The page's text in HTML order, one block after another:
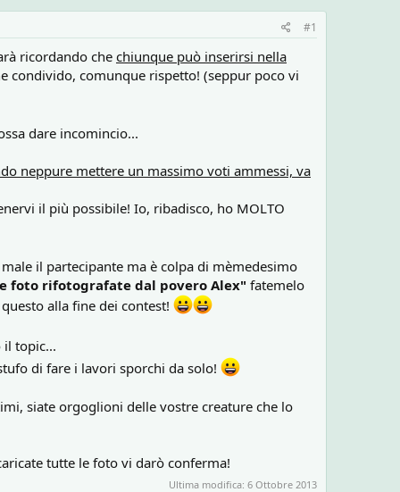
#1
ricordando che chiunque può inserirsi nella
condivido, comunque rispetto! (seppur poco vi
dare incomincio...
neppure mettere un massimo voti ammessi, va
il più possibile! Io, ribadisco, ho MOLTO
il partecipante ma è colpa di mèmedesimo
foto rifotografate dal povero Alex" fatemelo
alla fine dei contest!
il topic...
di fare i lavori sporchi da solo!
siate orgoglioni delle vostre creature che lo
tutte le foto vi darò conferma!
Ultima modifica: 6 Ottobre 2013